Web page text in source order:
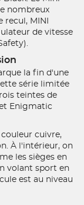
nombreux
MINI
de vitesse
la fin d'une
série limitée
teintes de
Enigmatic
cuivre,
À l'intérieur, on
les sièges en
volant sport en
est au niveau